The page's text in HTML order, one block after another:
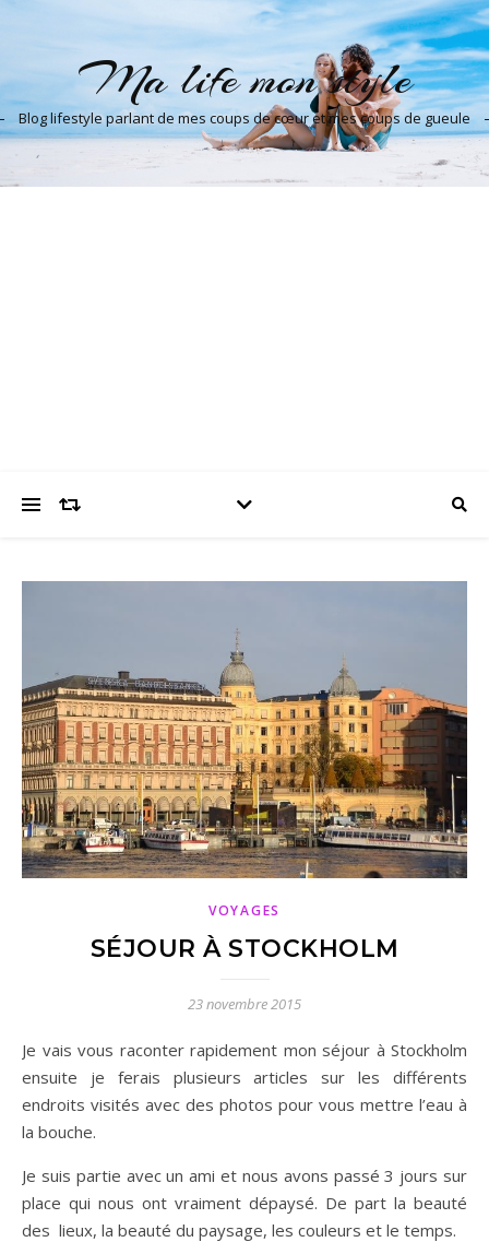
Ma life mon style
Blog lifestyle parlant de mes coups de cœur et mes coups de gueule
VOYAGES
SÉJOUR À STOCKHOLM
23 novembre 2015
Je vais vous raconter rapidement mon séjour à Stockholm
ensuite je ferais plusieurs articles sur les différents
endroits visités avec des photos pour vous mettre l’eau à
la bouche.
Je suis partie avec un ami et nous avons passé 3 jours sur
place qui nous ont vraiment dépaysé. De part la beauté
des lieux, la beauté du paysage, les couleurs et le temps.